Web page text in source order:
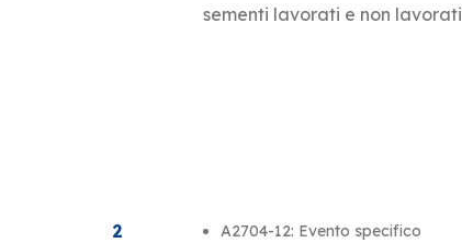
sementi lavorati e non lavorati
2
A2704-12: Evento specifico